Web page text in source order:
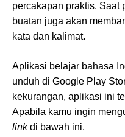
percakapan praktis. Saat
buatan juga akan
kata dan kalimat.
Aplikasi belajar bahasa
unduh di Google Play
kekurangan, aplikasi ini
Apabila kamu ingin
linkdi bawah ini.